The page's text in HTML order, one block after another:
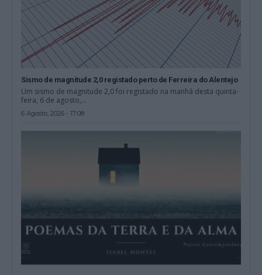
Sismo de magnitude 2,0 registado perto de Ferreira do Alentejo
Um sismo de magnitude 2,0 foi registado na manhã desta quinta-
feira, 6 de agosto,...
6 Agosto, 2026 - 17:08